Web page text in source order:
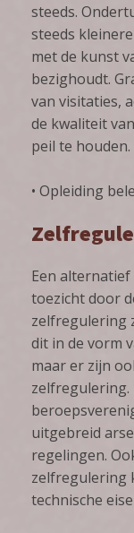
steeds.
steeds
met de kunst
bezighoudt.
van visitaties,
de kwaliteit
peil te houden.
• Opleiding
Een
toezicht door
zelfregulering
dit in de vorm
maar er zijn
zelfregulering.
uitgebreid
regelingen.
zelfregulering
technische